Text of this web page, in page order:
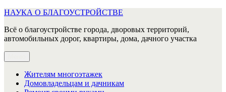
Перейти
содержимому
НАУКА О БЛАГОУСТРОЙСТВЕ
Всё о благоустройстве города, дворовых территорий,
автомобильных дорог, квартиры, дома, дачного участка
Жителям многоэтажек
Домовладельцам и дачникам